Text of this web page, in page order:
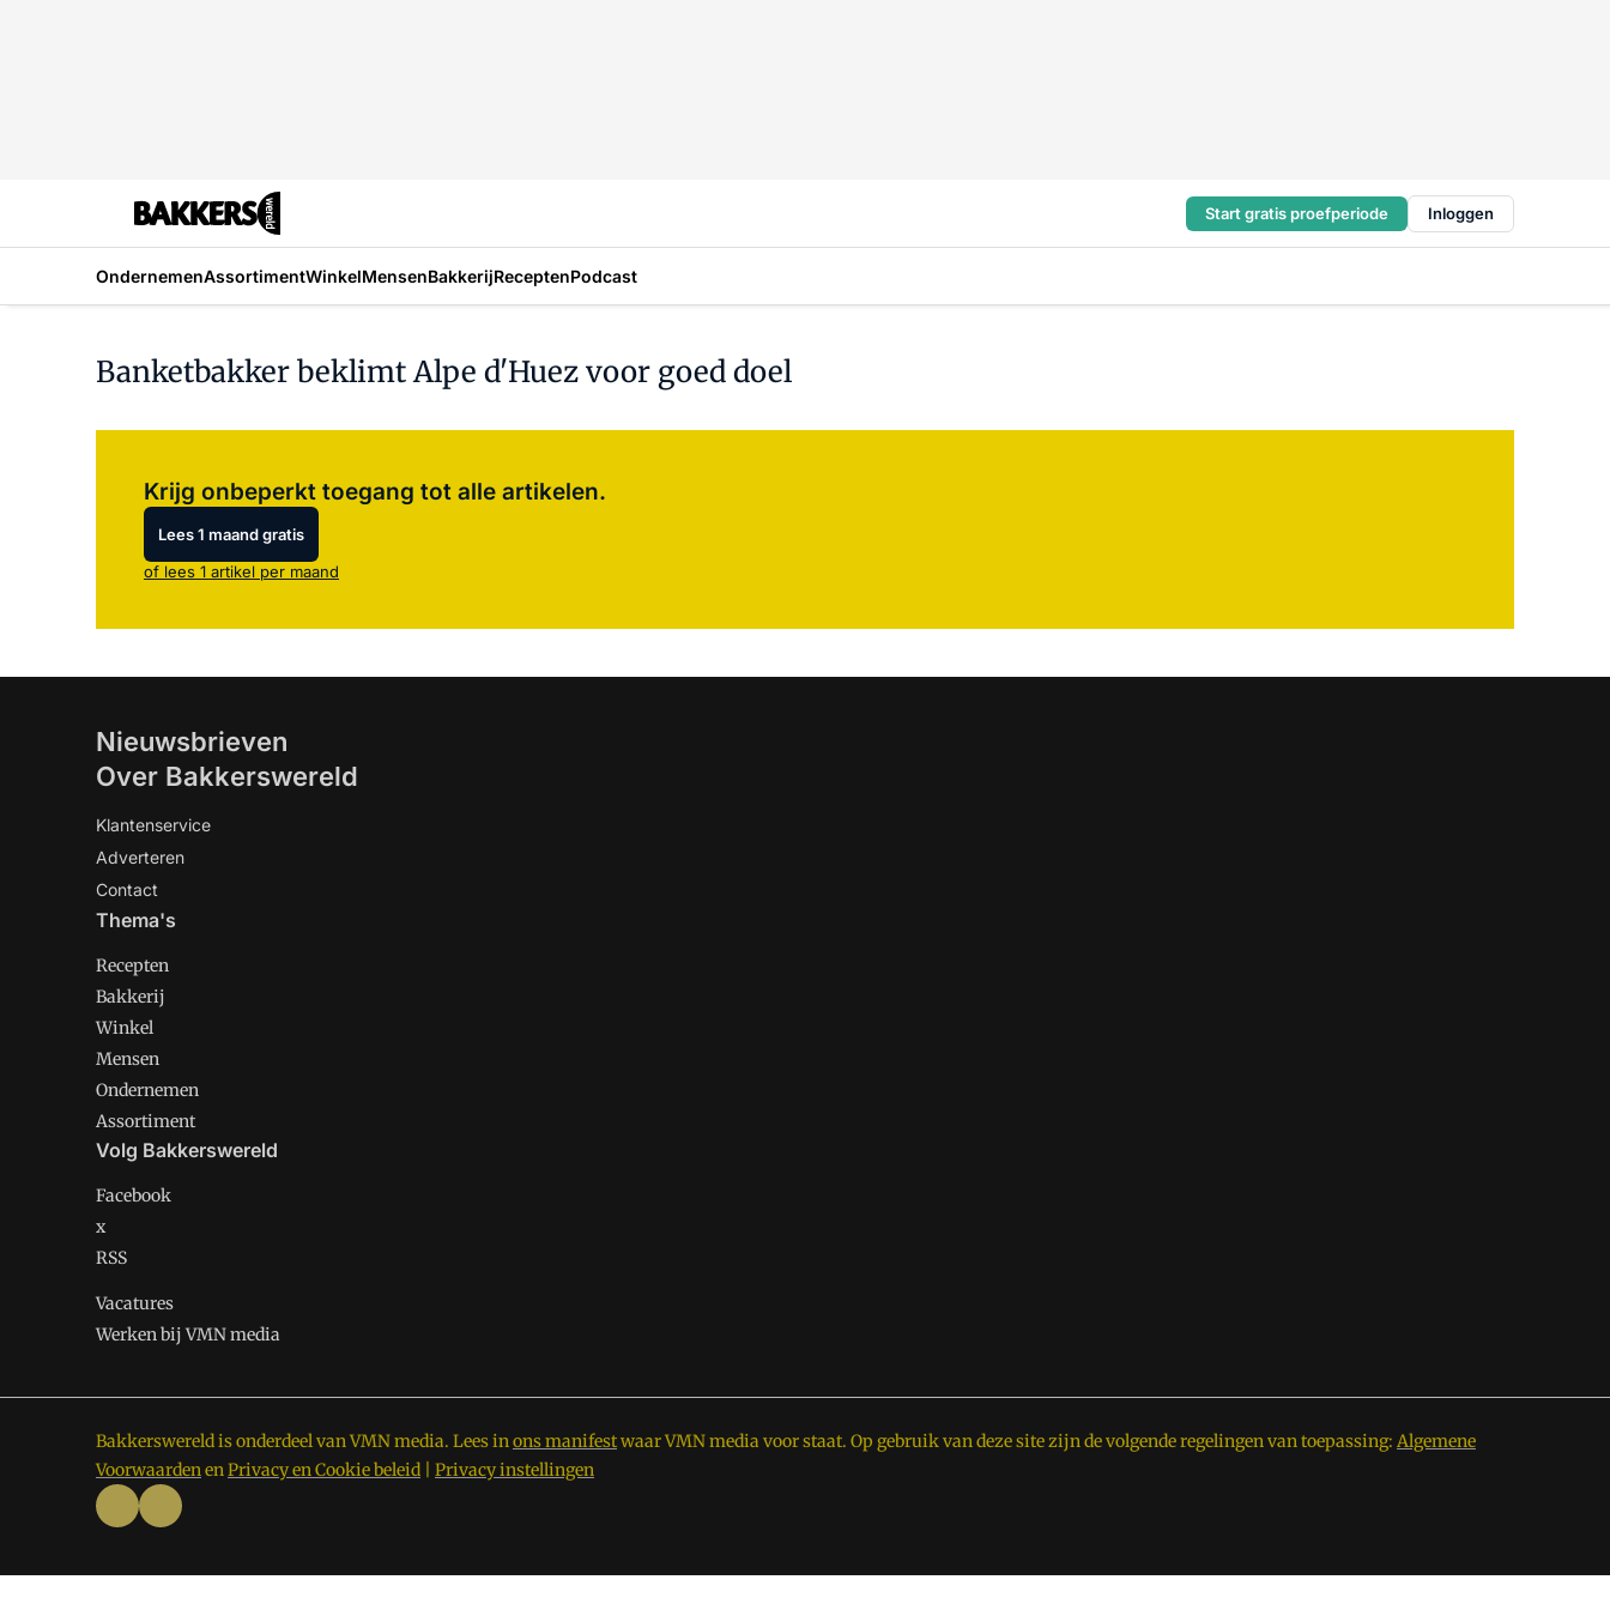
Start gratis proefperiode Inloggen
OndernemenAssortimentWinkelMensenBakkerijReceptenPodcast
Banketbakker beklimt Alpe d'Huez voor goed doel
Krijg onbeperkt toegang tot alle artikelen.
Lees 1 maand gratis
of lees 1 artikel per maand
Nieuwsbrieven
Over Bakkerswereld
Klantenservice
Adverteren
Contact
Thema's
Recepten
Bakkerij
Winkel
Mensen
Ondernemen
Assortiment
Volg Bakkerswereld
Facebook
x
RSS
Vacatures
Werken bij VMN media
Bakkerswereld is onderdeel van VMN media. Lees inons manifestwaar VMN media voor staat. Op gebruik van deze site zijn de volgende regelingen van toepassing: Algemene
VoorwaardenenPrivacy en Cookie beleid Privacy instellingen